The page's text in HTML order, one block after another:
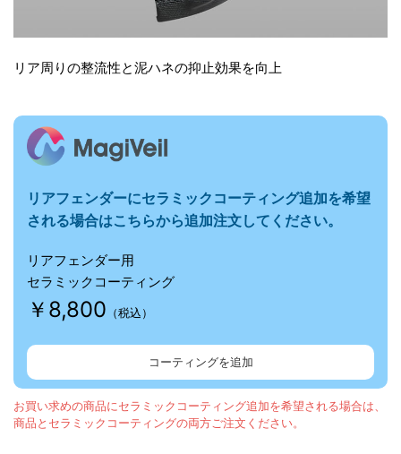
リア周りの整流性と泥ハネの抑止効果を向上
リアフェンダーにセラミックコーティング追加を希望
される場合はこちらから追加注文してください。
リアフェンダー用
セラミックコーティング
￥8,800 （税込）
コーティングを追加
お買い求めの商品にセラミックコーティング追加を希望される場合は、
商品とセラミックコーティングの両方ご注文ください。